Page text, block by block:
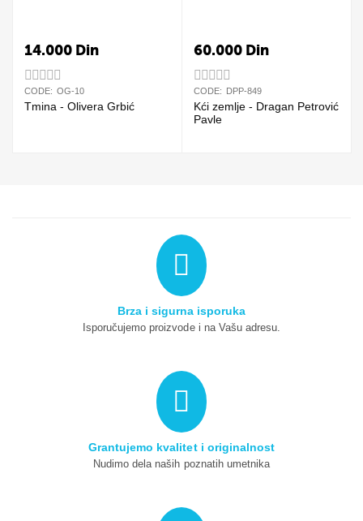
14.000 Din
CODE: OG-10
Tmina - Olivera Grbić
60.000 Din
CODE: DPP-849
Kći zemlje - Dragan Petrović
Pavle
Brza i sigurna isporuka
Isporučujemo proizvode i na Vašu adresu.
Grantujemo kvalitet i originalnost
Nudimo dela naših poznatih umetnika